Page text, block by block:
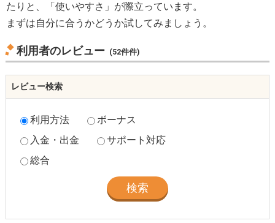
たりと、「使いやすさ」が際立っています。
まずは自分に合うかどうか試してみましょう。
利用者のレビュー (52件件)
レビュー検索
利用方法
ボーナス
入金・出金
サポート対応
総合